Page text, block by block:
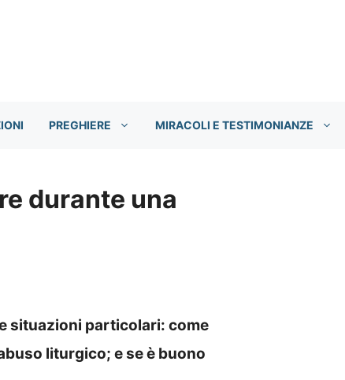
PREGHIERE MIRACOLI E TESTIMONIANZE
durante una
situazioni particolari: come
liturgico; e se è buono